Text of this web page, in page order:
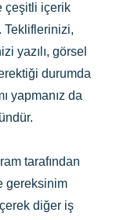
çeşitli içerik
Tekliflerinizi,
yazılı, görsel
durumda
yapmanız da
tarafından
gereksinim
diğer iş